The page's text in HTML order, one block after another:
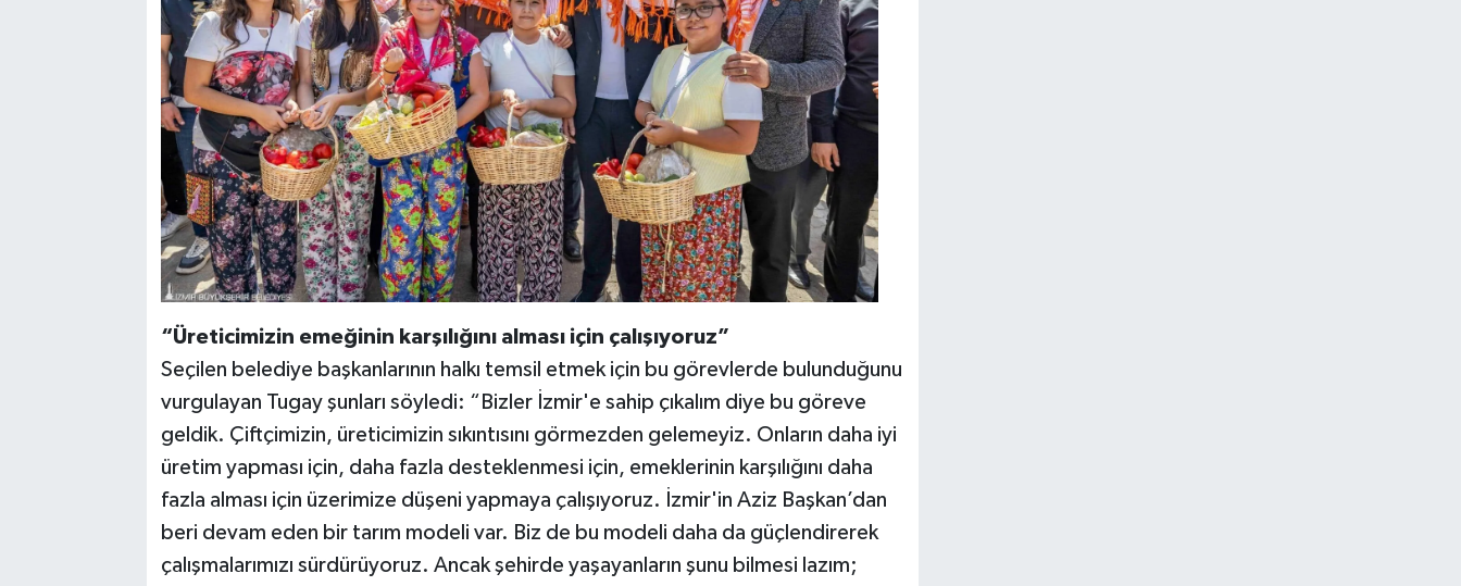
“Üreticimizin emeğinin karşılığını alması için çalışıyoruz”
Seçilen belediye başkanlarının halkı temsil etmek için bu görevlerde bulunduğunu
vurgulayan Tugay şunları söyledi: “Bizler İzmir'e sahip çıkalım diye bu göreve
geldik. Çiftçimizin, üreticimizin sıkıntısını görmezden gelemeyiz. Onların daha iyi
üretim yapması için, daha fazla desteklenmesi için, emeklerinin karşılığını daha
fazla alması için üzerimize düşeni yapmaya çalışıyoruz. İzmir'in Aziz Başkan’dan
beri devam eden bir tarım modeli var. Biz de bu modeli daha da güçlendirerek
çalışmalarımızı sürdürüyoruz. Ancak şehirde yaşayanların şunu bilmesi lazım;